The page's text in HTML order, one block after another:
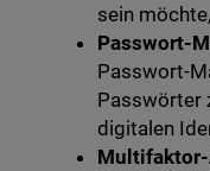
sein
Passwort-
Passwort-
Passwörter
digitalen